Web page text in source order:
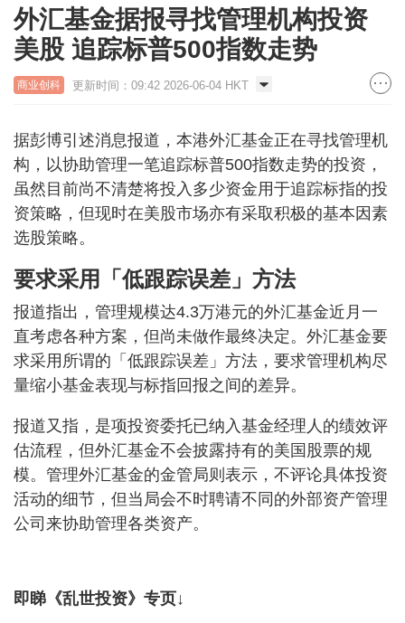
外汇基金据报寻找管理机构投资
美股 追踪标普500指数走势
商业创科 更新时间：09:42 2026-06-04 HKT
据彭博引述消息报道，本港外汇基金正在寻找管理机
构，以协助管理一笔追踪标普500指数走势的投资，
虽然目前尚不清楚将投入多少资金用于追踪标指的投
资策略，但现时在美股市场亦有采取积极的基本因素
选股策略。
要求采用「低跟踪误差」方法
报道指出，管理规模达4.3万港元的外汇基金近月一
直考虑各种方案，但尚未做作最终决定。外汇基金要
求采用所谓的「低跟踪误差」方法，要求管理机构尽
量缩小基金表现与标指回报之间的差异。
报道又指，是项投资委托已纳入基金经理人的绩效评
估流程，但外汇基金不会披露持有的美国股票的规
模。管理外汇基金的金管局则表示，不评论具体投资
活动的细节，但当局会不时聘请不同的外部资产管理
公司来协助管理各类资产。
即睇《乱世投资》专页↓